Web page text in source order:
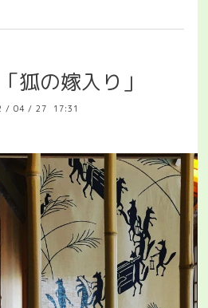
狐の嫁入り」
/ 04 / 27 17:31